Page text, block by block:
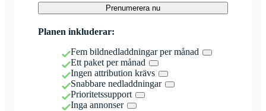
Prenumerera nu
Planen inkluderar:
Fem bildnedladdningar per månad
Ett paket per månad
Ingen attribution krävs
Snabbare nedladdningar
Prioritetssupport
Inga annonser